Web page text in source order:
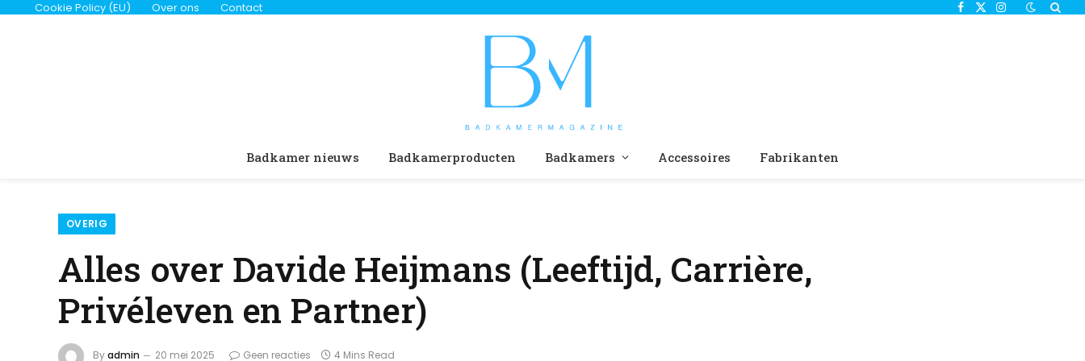
Cookie Policy (EU) Over ons Contact Facebook
X
Instagram
Badkamer nieuws Badkamerproducten Badkamers Accessoires Fabrikanten
OVERIG
Alles over Davide Heijmans (Leeftijd, Carrière,
Privéleven en Partner)
Byadmin 20 mei 2025 Geen reacties 4 Mins Read